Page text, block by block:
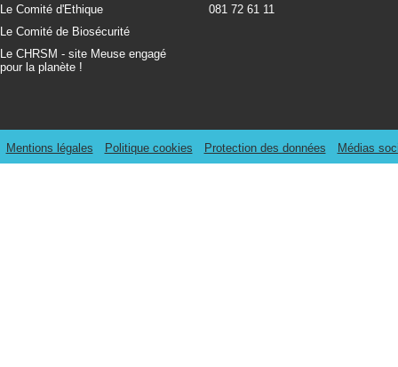
Le Comité d'Ethique
Le Comité de Biosécurité
Le CHRSM - site Meuse engagé
pour la planète !
081 72 61 11
Mentions légales Politique cookies Protection des données Médias